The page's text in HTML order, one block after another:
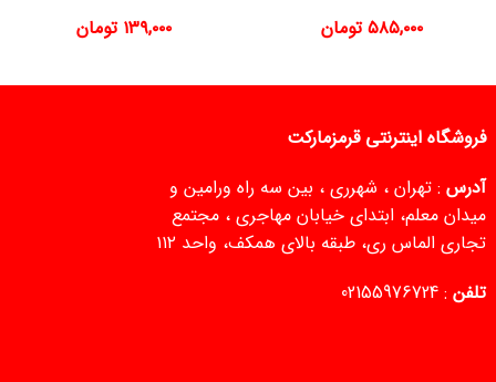
۵۸۵,۰۰۰ تومان
۱۳۹,۰۰۰ تومان
فروشگاه اینترنتی قرمزمارکت
آدرس : تهران ، شهرری ، بین سه راه ورامین و
میدان معلم، ابتدای خیابان مهاجری ، مجتمع
تجاری الماس ری، طبقه بالای همکف، واحد ۱۱۲
تلفن :
02155976724